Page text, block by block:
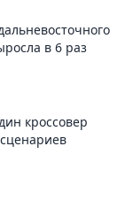
в 6 раз
кроссовер